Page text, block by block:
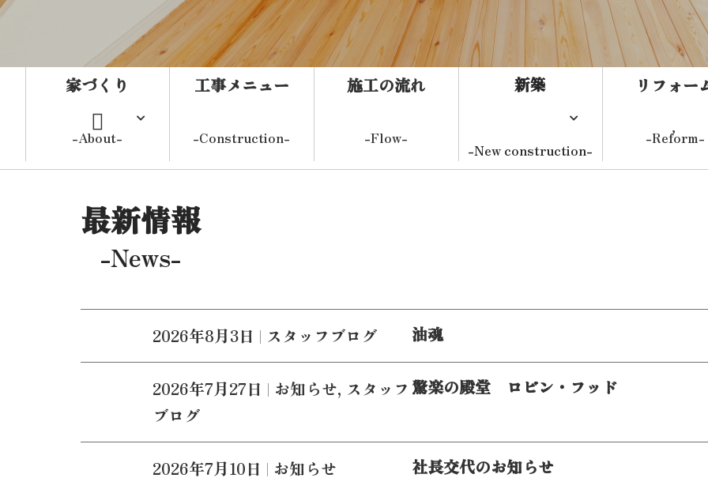
家づくり
-About-
よくある質問
こんな事で
工事メニュー
-Construction-
施工の流れ
-Flow-
新築
-New construction-
リフォー
-Reform-
最新情報
-News-
油魂
2026年8月3日 | スタッフブログ
驚楽の殿堂 ロビン・フッド
2026年7月27日 | お知らせ, スタッフ
ブログ
社長交代のお知らせ
2026年7月10日 | お知らせ